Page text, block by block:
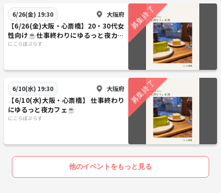
6/26(金) 19:30 大阪府
【6/26(金)大阪・心斎橋】20・30代女
性向け☕仕事終わりにゆるっと夜カフ
ェ
にこらぼぷらす
6/10(水) 19:30 大阪府
【6/10(水)大阪・心斎橋】 仕事終わり
にゆるっと夜カフェ☕️
にこらぼぷらす
他のイベントをもっと見る